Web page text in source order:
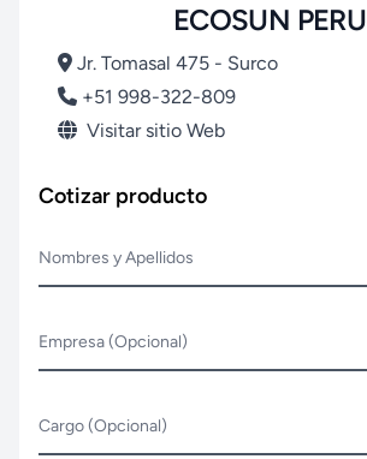
ECOSUN PERU
Jr. Tomasal 475 - Surco
+51 998-322-809
Visitar sitio Web
Cotizar producto
Nombres y Apellidos
Empresa (Opcional)
Cargo (Opcional)